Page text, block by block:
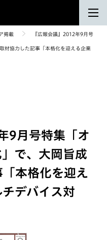
掲載 『広報会議』2012年9月号
材協力した記事「本格化を迎える企業
9月号特集「オ
で、大岡旨成
本格化を迎え
デバイス対